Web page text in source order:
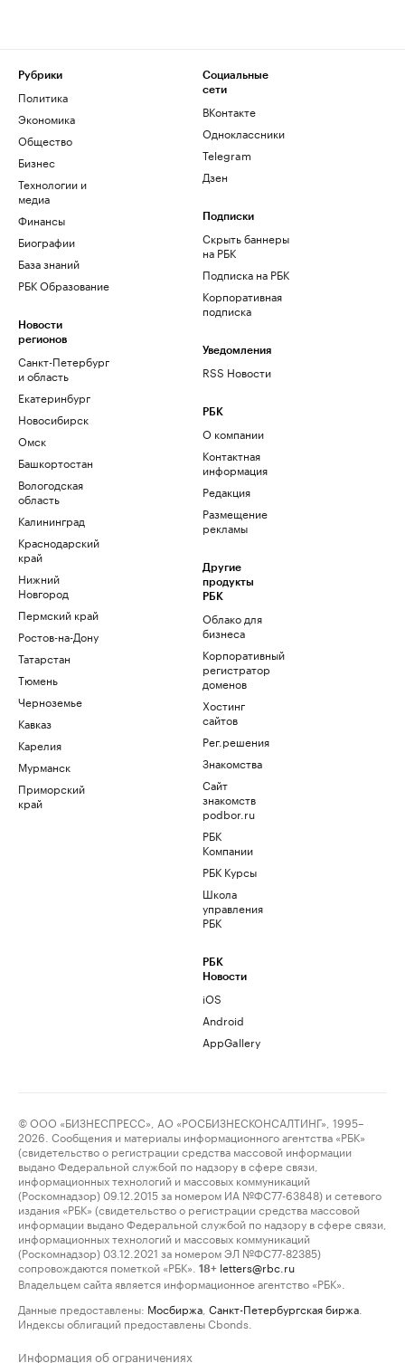
Рубрики
Политика
Экономика
Общество
Бизнес
Технологии и
медиа
Финансы
Биографии
База знаний
РБК Образование
Новости
регионов
Санкт-Петербург
и область
Екатеринбург
Новосибирск
Омск
Башкортостан
Вологодская
область
Калининград
Краснодарский
край
Нижний
Новгород
Пермский край
Ростов-на-Дону
Татарстан
Тюмень
Черноземье
Кавказ
Карелия
Мурманск
Приморский
край
Социальные
сети
ВКонтакте
Одноклассники
Telegram
Дзен
Подписки
Скрыть баннеры
на РБК
Подписка на РБК
Корпоративная
подписка
Уведомления
RSS Новости
РБК
О компании
Контактная
информация
Редакция
Размещение
рекламы
Другие
продукты
РБК
Облако для
бизнеса
Корпоративный
регистратор
доменов
Хостинг
сайтов
Рег.решения
Знакомства
Сайт
знакомств
podbor.ru
РБК
Компании
РБК Курсы
Школа
управления
РБК
РБК
Новости
iOS
Android
AppGallery
© ООО «БИЗНЕСПРЕСС», АО «РОСБИЗНЕСКОНСАЛТИНГ», 1995–
2026. Сообщения и материалы информационного агентства «РБК»
(свидетельство о регистрации средства массовой информации
выдано Федеральной службой по надзору в сфере связи,
информационных технологий и массовых коммуникаций
(Роскомнадзор) 09.12.2015 за номером ИА №ФС77-63848) и сетевого
издания «РБК» (свидетельство о регистрации средства массовой
информации выдано Федеральной службой по надзору в сфере связи,
информационных технологий и массовых коммуникаций
(Роскомнадзор) 03.12.2021 за номером ЭЛ №ФС77-82385)
сопровождаются пометкой «РБК».
18+ letters@rbc.ru
Владельцем сайта является информационное агентство «РБК».
Данные предоставлены: Мосбиржа Санкт-Петербургская биржа
Индексы облигаций предоставлены Cbonds.
Информация об ограничениях